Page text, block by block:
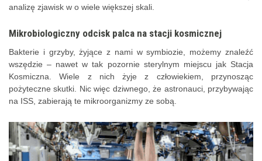
analizę zjawisk w o wiele większej skali.
Mikrobiologiczny odcisk palca na stacji kosmicznej
Bakterie i grzyby, żyjące z nami w symbiozie, możemy znaleźć
wszędzie – nawet w tak pozornie sterylnym miejscu jak Stacja
Kosmiczna. Wiele z nich żyje z człowiekiem, przynosząc
pożyteczne skutki. Nic więc dziwnego, że astronauci, przybywając
na ISS, zabierają te mikroorganizmy ze sobą.